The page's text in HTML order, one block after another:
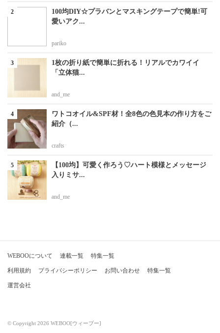
100均DIY☆プラバンとマスキングテープで簡単!可
愛いアク...
pariko
1枚の折り紙で簡単に折れる！リアルでカワイイ
「立体猫...
and_me
ワトコオイル&SPF材！全8色の色見本の作り方をご
紹介（...
crafts
【100均】可愛く作ろう♡ハート模様とメッセージ
入りミサ...
and_me
WEBOOについて 連載一覧 特集一覧
利用規約 プライバシーポリシー お問い合わせ 特集一覧
運営会社
© Copyright 2026 WEBOO[ウィーブー]